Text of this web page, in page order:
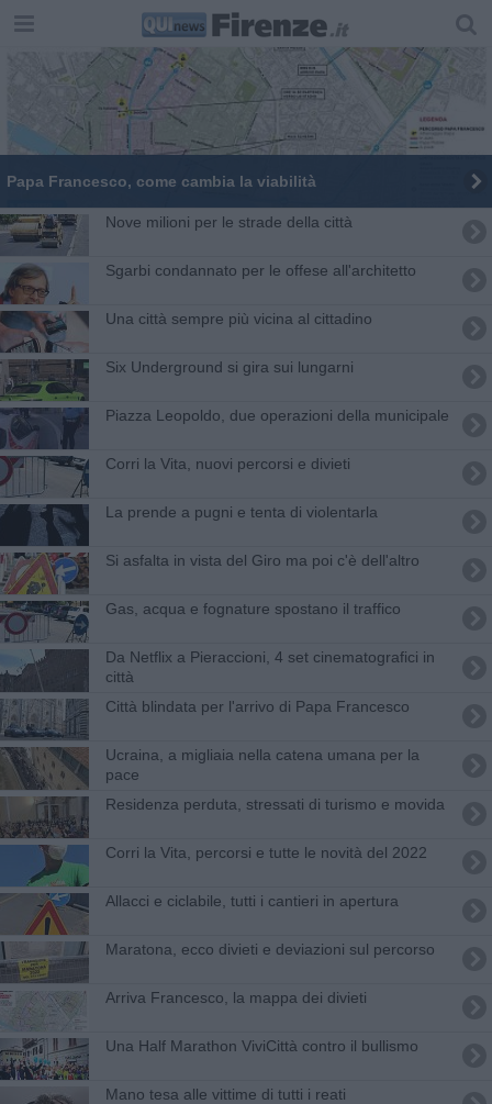
Papa Francesco, come cambia la viabilità
Nove milioni per le strade della città
Sgarbi condannato per le offese all'architetto
Una città sempre più vicina al cittadino
Six Underground si gira sui lungarni
Piazza Leopoldo, due operazioni della municipale
Corri la Vita, nuovi percorsi e divieti
La prende a pugni e tenta di violentarla
Si asfalta in vista del Giro ma poi c'è dell'altro
Gas, acqua e fognature spostano il traffico
Da Netflix a Pieraccioni, 4 set cinematografici in
città
Città blindata per l'arrivo di Papa Francesco
Ucraina, a migliaia nella catena umana per la
pace
Residenza perduta, stressati di turismo e movida
Corri la Vita, percorsi e tutte le novità del 2022
Allacci e ciclabile, tutti i cantieri in apertura
​Maratona, ecco divieti e deviazioni sul percorso
Arriva Francesco, la mappa dei divieti
Una Half Marathon ViviCittà contro il bullismo
Mano tesa alle vittime di tutti i reati